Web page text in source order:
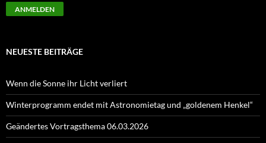
NEUESTE BEITRÄGE
Wenn die Sonne ihr Licht verliert
Winterprogramm endet mit Astronomietag und „goldenem Henkel“
Geändertes Vortragsthema 06.03.2026